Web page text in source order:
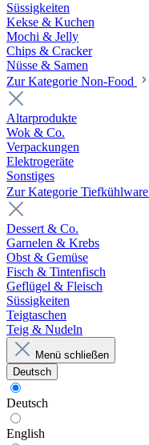
Süssigkeiten
Kekse & Kuchen
Mochi & Jelly
Chips & Cracker
Nüsse & Samen
Zur Kategorie Non-Food
Altarprodukte
Wok & Co.
Verpackungen
Elektrogeräte
Sonstiges
Zur Kategorie Tiefkühlware
Dessert & Co.
Garnelen & Krebs
Obst & Gemüse
Fisch & Tintenfisch
Geflügel & Fleisch
Süssigkeiten
Teigtaschen
Teig & Nudeln
Menü schließen
Deutsch
Deutsch
English